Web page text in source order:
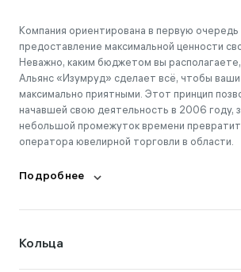
Компания ориентирована в первую очередь
предоставление максимальной ценности
Неважно, каким бюджетом вы
Альянс «Изумруд» сделает всё, чтобы
максимально приятными. Этот принцип
начавшей свою деятельность в 2006 году,
небольшой промежуток времени
оператора ювелирной торговли в области.
Подробнее
Кольца